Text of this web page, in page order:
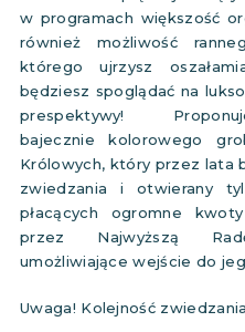
w programach większość
również możliwość
którego ujrzysz
będziesz spoglądać na
prespektywy!
bajecznie kolorowego
Królowych, który przez lata
zwiedzania i otwierany
płacących ogromne
przez Najwyższą
umożliwiające wejście do
Uwaga! Kolejność